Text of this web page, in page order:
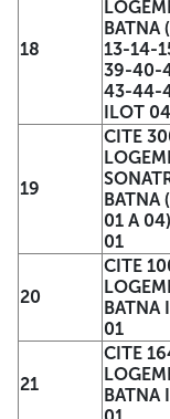
d'appel d'offre
pour Les travaux
communes de la
répartis comme suit
1ERE
LOT
CITE 410
ECOTEC
ILOT 01
CITE 410
ECOTEC
ILOT 03
CITE 410
ECOTEC
18
BATNA
13-14-
39-40-
43-44-
ILOT 04
19
CITE
BATNA
01 A
01
20
CITE
BATNA
01
21
CITE
BATNA